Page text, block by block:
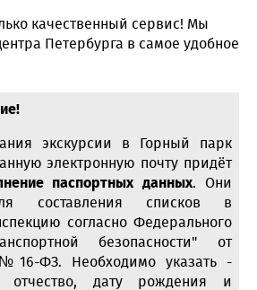
качественный сервис! Мы
Петербурга в самое удобное
экскурсии в Горный парк
электронную почту придёт
паспортных данных. Они
составления списков в
согласно Федерального
безопасности" от
№16-ФЗ. Необходимо указать -
дату рождения и